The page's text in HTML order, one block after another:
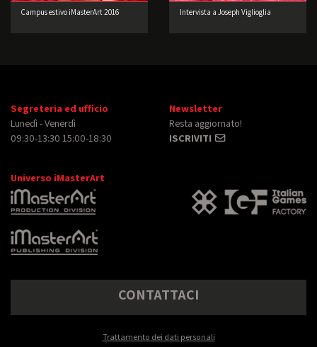
Campus estivo iMasterArt 2016 Intervista a Joseph Viglioglia
Segreteria ed ufficio
Lunedì - Venerdì
09:30-13:30 15:00-18:30
Newsletter
Resta aggiornato!
ISCRIVITI
Universo iMasterArt
CONTATTACI
Trattamento dei dati personali